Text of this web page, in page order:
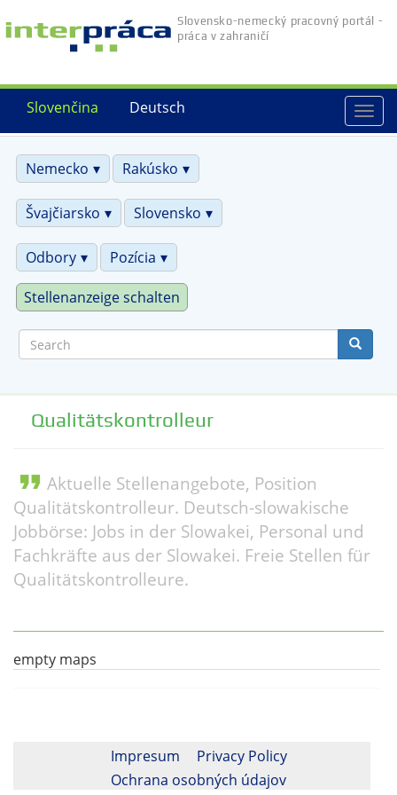
Skip
to
Deutsch
Slovenčina
Slovensko-nemecký pracovný portál -
práca v zahraničí
Nemecko
Rakúsko
Švajčiarsko Slovensko
Odbory Pozícia
Stellenanzeige schalten
Qualitätskontrolleur
format_quote Aktuelle Stellenangebote, Position
Qualitätskontrolleur. Deutsch-slowakische
Jobbörse: Jobs in der Slowakei, Personal und
Fachkräfte aus der Slowakei. Freie Stellen für
Qualitätskontrolleure.
empty maps
Impresum
Privacy Policy
Ochrana osobných údajov